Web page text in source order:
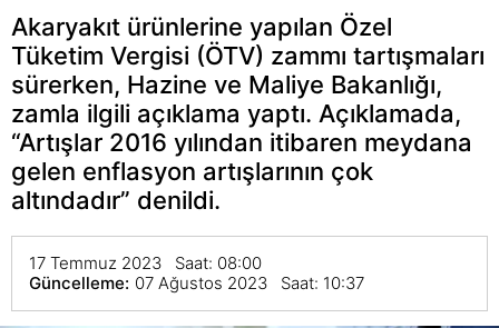
Akaryakıt ürünlerine yapılan Özel
Tüketim Vergisi (ÖTV) zammı tartışmaları
sürerken, Hazine ve Maliye Bakanlığı,
zamla ilgili açıklama yaptı. Açıklamada,
“Artışlar 2016 yılından itibaren meydana
gelen enflasyon artışlarının çok
altındadır” denildi.
17 Temmuz 2023 Saat: 08:00
Güncelleme: 07 Ağustos 2023 Saat: 10:37